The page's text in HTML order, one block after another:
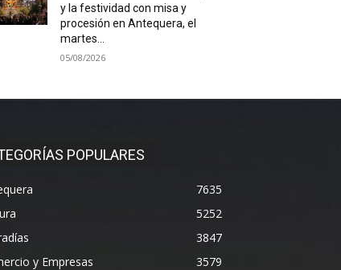
y la festividad con misa y
procesión en Antequera, el
martes...
05/08/2026
POPULARES
7635
5252
3847
y Empresas
3579